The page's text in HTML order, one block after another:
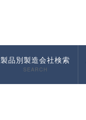
製品別製造会社検索
SEARCH